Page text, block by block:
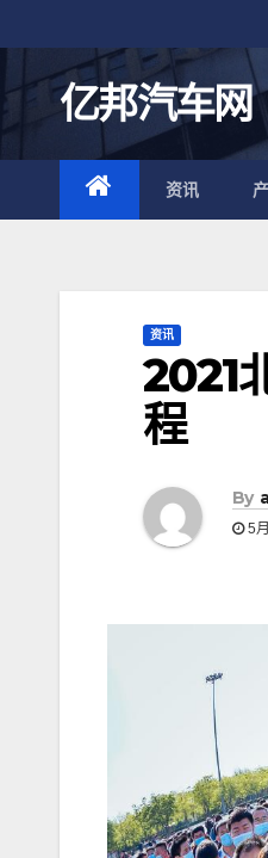
至
内
容
亿邦汽车网
资讯
资讯
2021
程
By
5